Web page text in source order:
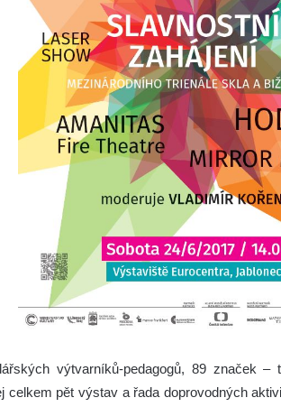
výtvarníků-pedagogů, 89 značek –
celkem pět výstav a řada doprovodných